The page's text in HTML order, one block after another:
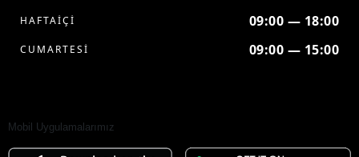
HAFTAİÇİ 09:00 — 18:00
CUMARTESİ 09:00 — 15:00
Mobil Uygulamalarımız